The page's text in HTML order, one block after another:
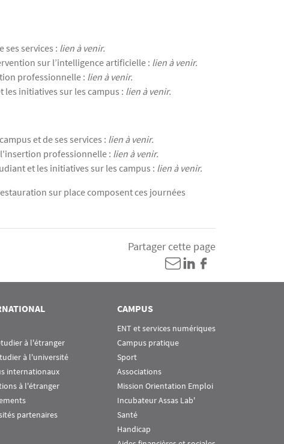
ses services : lien à venir.
sur l’intelligence artificielle : lien à venir.
professionnelle : lien à venir.
les initiatives sur les campus : lien à venir.
et de ses services : lien à venir.
professionnelle : lien à venir.
et les initiatives sur les campus : lien à venir.
sur place composent ces journées
Partager cette page
à l'étranger
à l'université
internationaux
à l'étranger
partenaires
CAMPUS
ENT et services numériques
Campus pratique
Sport
Associations
Mission Orientation Emploi
Incubateur Assas Lab'
Santé
Handicap